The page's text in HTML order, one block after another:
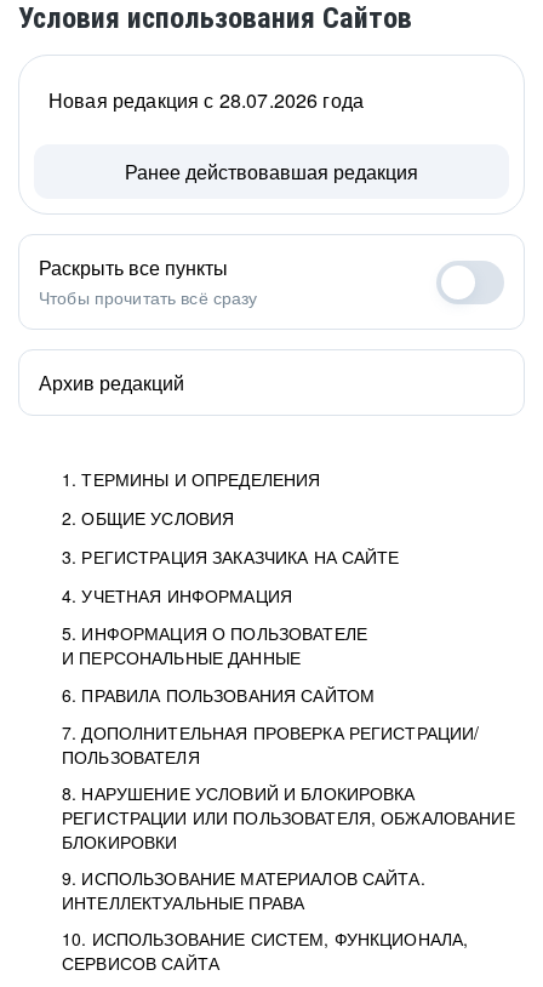
Условия использования Сайтов
1. ТЕРМИНЫ И ОПРЕДЕЛЕНИЯ
2. ОБЩИЕ УСЛОВИЯ
3. РЕГИСТРАЦИЯ ЗАКАЗЧИКА НА САЙТЕ
4. УЧЕТНАЯ ИНФОРМАЦИЯ
5. ИНФОРМАЦИЯ О ПОЛЬЗОВАТЕЛЕ
И ПЕРСОНАЛЬНЫЕ ДАННЫЕ
6. ПРАВИЛА ПОЛЬЗОВАНИЯ САЙТОМ
7. ДОПОЛНИТЕЛЬНАЯ ПРОВЕРКА РЕГИСТРАЦИИ/
ПОЛЬЗОВАТЕЛЯ
8. НАРУШЕНИЕ УСЛОВИЙ И БЛОКИРОВКА
РЕГИСТРАЦИИ ИЛИ ПОЛЬЗОВАТЕЛЯ, ОБЖАЛОВАНИЕ
БЛОКИРОВКИ
9. ИСПОЛЬЗОВАНИЕ МАТЕРИАЛОВ САЙТА.
ИНТЕЛЛЕКТУАЛЬНЫЕ ПРАВА
10. ИСПОЛЬЗОВАНИЕ СИСТЕМ, ФУНКЦИОНАЛА,
СЕРВИСОВ САЙТА
Новая редакция с 28.07.2026 года
Ранее действовавшая редакция
Раскрыть все пункты
Чтобы прочитать всё сразу
Архив редакций